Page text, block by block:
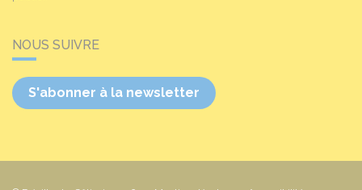
NOUS SUIVRE
S'abonner à la newsletter